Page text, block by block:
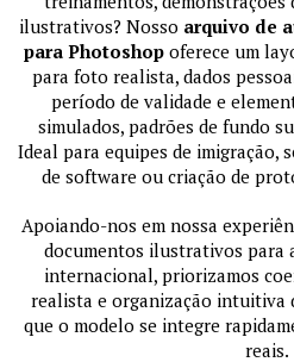
ilustrativos? Nosso arquivo de
para Photoshopoferece um
para foto realista, dados
período de validade e
simulados, padrões de fundo
Ideal para equipes de imigração,
de software ou criação de
Apoiando-nos em nossa
documentos ilustrativos para
internacional, priorizamos
realista e organização intuitiva
que o modelo se integre
reais.